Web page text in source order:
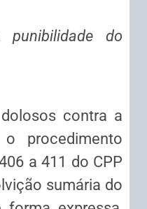
do
contra a
procedimento
a 411 do CPP
sumária do